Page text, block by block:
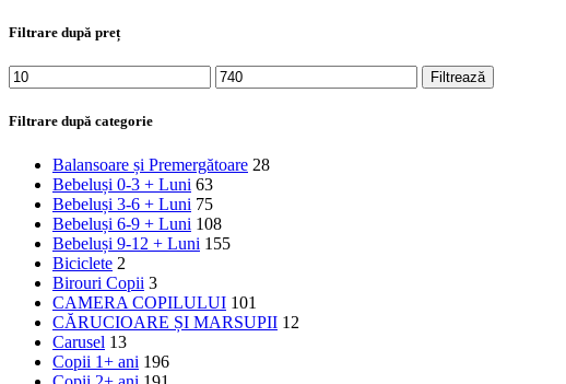
Filtrare după preț
Preț
minim
Preț
maxim
Filtrează
Filtrare după categorie
Balansoare și Premergătoare 28
Bebeluși 0-3 + Luni 63
Bebeluși 3-6 + Luni 75
Bebeluși 6-9 + Luni 108
Bebeluși 9-12 + Luni 155
Biciclete 2
Birouri Copii 3
CAMERA COPILULUI 101
CĂRUCIOARE ȘI MARSUPII 12
Carusel 13
Copii 1+ ani 196